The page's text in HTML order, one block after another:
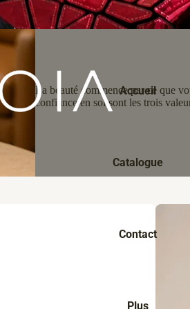
Accueil
Catalogue
Contact
Plus
La beauté commence par ce que
confiance en soi sont les trois